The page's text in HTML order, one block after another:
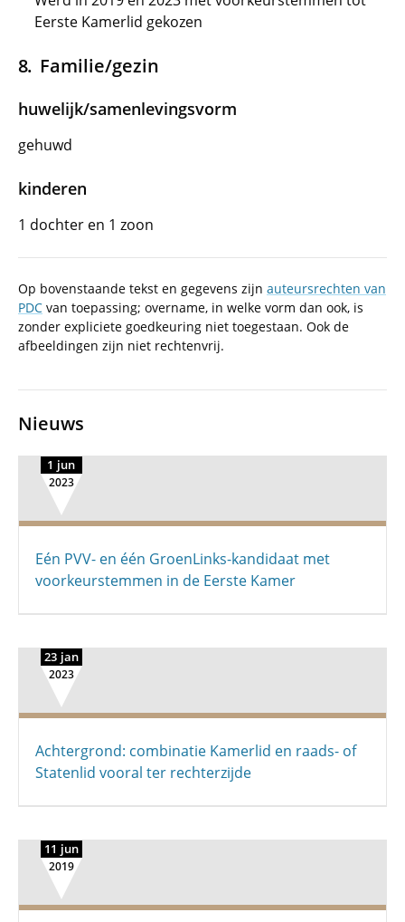
Eerste Kamerlid gekozen
Familie/gezin
huwelijk/samenlevingsvorm
gehuwd
kinderen
1 dochter en 1 zoon
Op bovenstaande tekst en gegevens zijn auteursrechten van
PDC van toepassing; overname, in welke vorm dan ook, is
zonder expliciete goedkeuring niet toegestaan. Ook de
afbeeldingen zijn niet rechtenvrij.
Nieuws
1 jun
2023
Eén PVV- en één GroenLinks-kandidaat met
voorkeurstemmen in de Eerste Kamer
23 jan
2023
Achtergrond: combinatie Kamerlid en raads- of
Statenlid vooral ter rechterzijde
11 jun
2019